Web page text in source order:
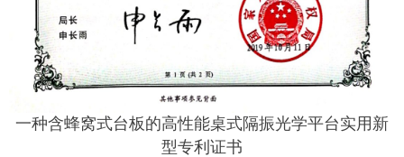
一种含蜂窝式台板的高性能桌式隔振光学平台实用新
型专利证书